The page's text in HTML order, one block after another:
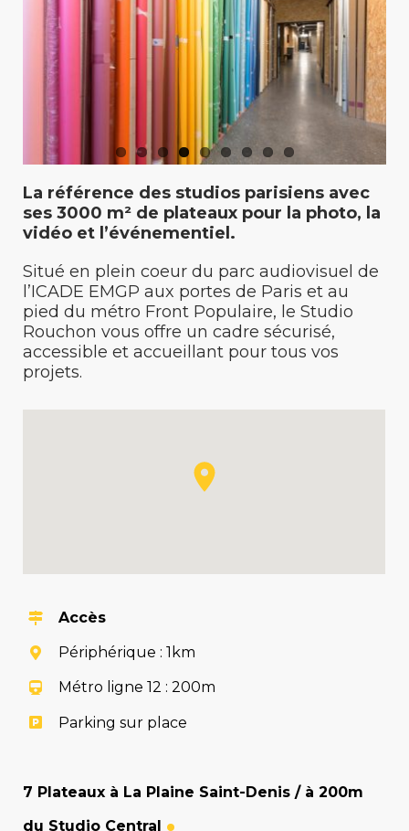
La référence des studios parisiens avec
ses 3000 m² de plateaux pour la photo, la
vidéo et l’événementiel.
Situé en plein coeur du parc audiovisuel de
l’ICADE EMGP aux portes de Paris et au
pied du métro Front Populaire, le Studio
Rouchon vous offre un cadre sécurisé,
accessible et accueillant pour tous vos
projets.
Accès
Périphérique : 1km
Métro ligne 12 : 200m
Parking sur place
7 Plateaux à La Plaine Saint-Denis / à 200m
du Studio Central